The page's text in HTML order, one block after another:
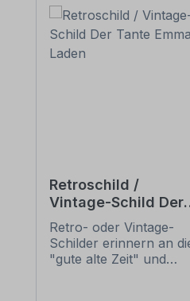
Retroschild /
Vintage-Schild Der
Tante Emma Laden
Retro- oder Vintage-
Schilder erinnern an
"gute alte Zeit" und